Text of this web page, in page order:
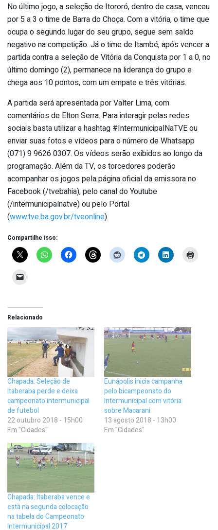
No último jogo, a seleção de Itororó, dentro de casa, venceu
por 5 a 3 o time de Barra do Choça. Com a vitória, o time que
ocupa o segundo lugar do seu grupo, segue sem saldo
negativo na competição. Já o time de Itambé, após vencer a
partida contra a seleção de Vitória da Conquista por 1 a 0, no
último domingo (2), permanece na liderança do grupo e
chega aos 10 pontos, com um empate e três vitórias.
A partida será apresentada por Valter Lima, com
comentários de Elton Serra. Para interagir pelas redes
sociais basta utilizar a hashtag #IntermunicipalNaTVE ou
enviar suas fotos e vídeos para o número de Whatsapp
(071) 9 9626 0307. Os vídeos serão exibidos ao longo da
programação. Além da TV, os torcedores poderão
acompanhar os jogos pela página oficial da emissora no
Facebook (/tvebahia), pelo canal do Youtube
(/intermunicipalnatve) ou pelo Portal
(www.tve.ba.gov.br/tveonline).
Compartilhe isso:
Relacionado
Chapada: Seleção de
Itaberaba perde e deixa
campeonato intermunicipal
de futebol
22 outubro 2018 - 15h00
Em "Cidades"
Eunápolis inicia campanha
pelo bicampeonato do
Intermunicipal com vitória
sobre Macarani
13 agosto 2018 - 13h00
Em "Cidades"
Chapada: Itaberaba vence e
está na segunda colocação
na tabela do Campeonato
Intermunicipal 2017